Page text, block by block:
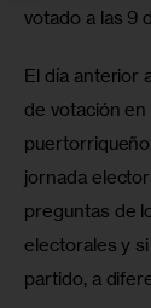
votado a las 9
El día anterior
de votación
jornada
preguntas de
electorales y
partido, a